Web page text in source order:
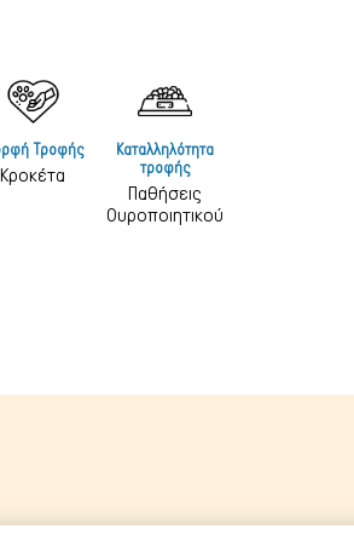
Υγιεινή
Τροφής
Κροκέτα
Καταλληλότητα
τροφής
Παθήσεις
Ουροποιητικού